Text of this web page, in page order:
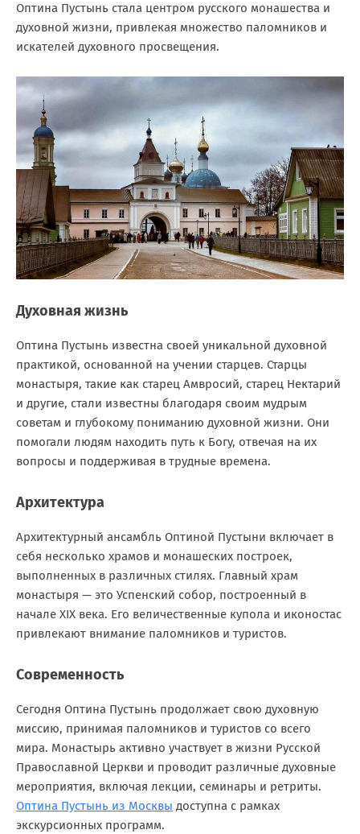
Оптина Пустынь стала центром русского монашества и
духовной жизни, привлекая множество паломников и
искателей духовного просвещения.
Духовная жизнь
Оптина Пустынь известна своей уникальной духовной
практикой, основанной на учении старцев. Старцы
монастыря, такие как старец Амвросий, старец Нектарий
и другие, стали известны благодаря своим мудрым
советам и глубокому пониманию духовной жизни. Они
помогали людям находить путь к Богу, отвечая на их
вопросы и поддерживая в трудные времена.
Архитектура
Архитектурный ансамбль Оптиной Пустыни включает в
себя несколько храмов и монашеских построек,
выполненных в различных стилях. Главный храм
монастыря — это Успенский собор, построенный в
начале XIX века. Его величественные купола и иконостас
привлекают внимание паломников и туристов.
Современность
Сегодня Оптина Пустынь продолжает свою духовную
миссию, принимая паломников и туристов со всего
мира. Монастырь активно участвует в жизни Русской
Православной Церкви и проводит различные духовные
мероприятия, включая лекции, семинары и ретриты.
Оптина Пустынь из Москвы доступна с рамках
экскурсионных программ.